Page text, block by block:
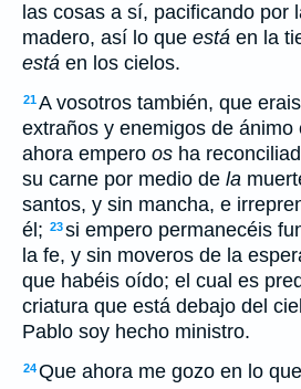
las cosas a sí, pacificando por
madero, así lo que está en la
está en los cielos.
21A vosotros también, que
extraños y enemigos de ánimo
ahora empero os ha
su carne por medio de la
santos, y sin mancha, e
él; 23si empero permanecéis
la fe, y sin moveros de la
que habéis oído; el cual es
criatura que está debajo del
Pablo soy hecho ministro.
24Que ahora me gozo en lo